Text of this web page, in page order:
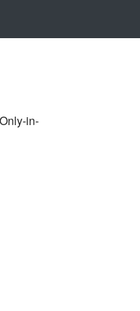
in-